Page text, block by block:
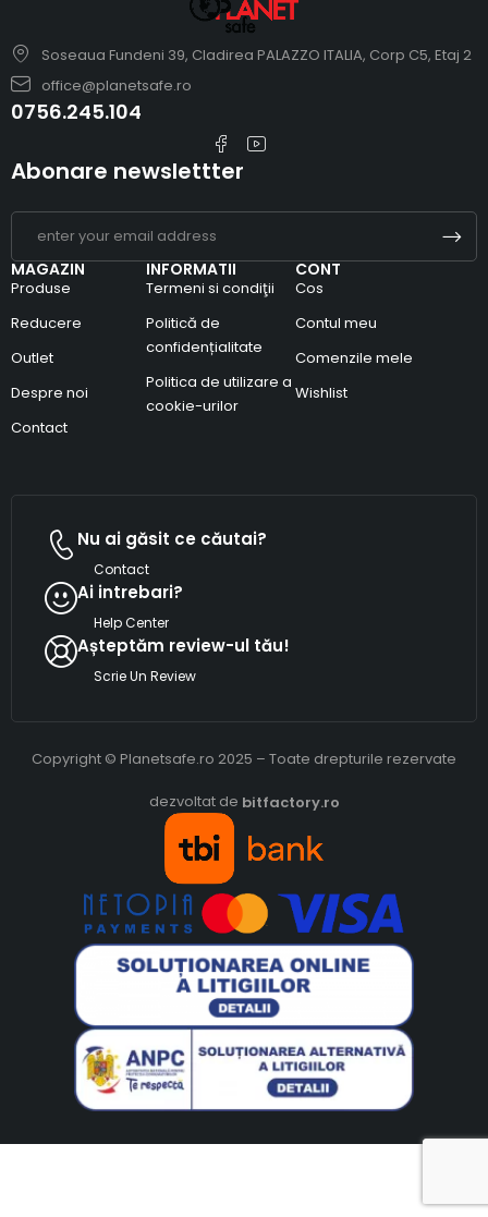
Soseaua Fundeni 39, Cladirea PALAZZO ITALIA, Corp C5, Etaj 2
office@planetsafe.ro
0756.245.104
MAGAZIN
Produse
Reducere
Outlet
Despre noi
Contact
INFORMATII
Termeni si condiţii
Politică de
confidențialitate
Politica de utilizare a
cookie-urilor
CONT
Cos
Contul meu
Comenzile mele
Wishlist
Abonare newslettter
Nu ai găsit ce căutai?
Contact
Ai intrebari?
Help Center
Așteptăm review-ul tău!
Scrie Un Review
Copyright © Planetsafe.ro 2025 – Toate drepturile rezervate
dezvoltat de bitfactory.ro